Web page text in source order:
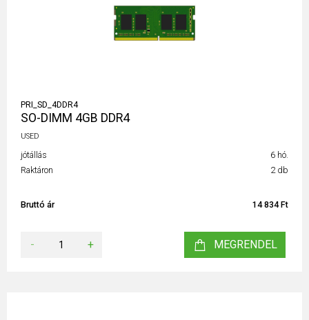
PRI_SD_4DDR4
SO-DIMM 4GB DDR4
USED
jótállás
6 hó.
Raktáron
2 db
Bruttó ár 14 834 Ft
- + MEGRENDEL